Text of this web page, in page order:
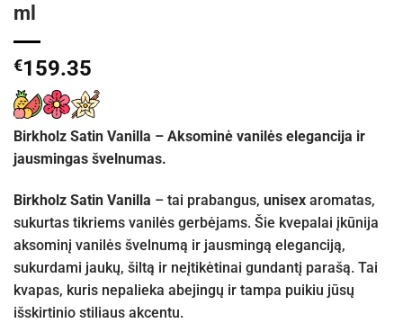
ml
€159.35
Birkholz Satin Vanilla – Aksominė vanilės elegancija ir
jausmingas švelnumas.
Birkholz Satin Vanilla – tai prabangus, unisex aromatas,
sukurtas tikriems vanilės gerbėjams. Šie kvepalai įkūnija
aksominį vanilės švelnumą ir jausmingą eleganciją,
sukurdami jaukų, šiltą ir neįtikėtinai gundantį parašą. Tai
kvapas, kuris nepalieka abejingų ir tampa puikiu jūsų
išskirtinio stiliaus akcentu.